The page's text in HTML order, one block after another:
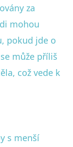
za
mohou
pokud jde o
může příliš
což vede k
s menší